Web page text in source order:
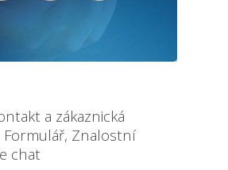
a zákaznická
Formulář, Znalostní
chat